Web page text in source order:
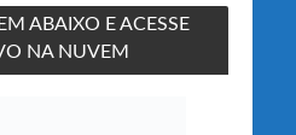
ABAIXO E ACESSE
NA NUVEM